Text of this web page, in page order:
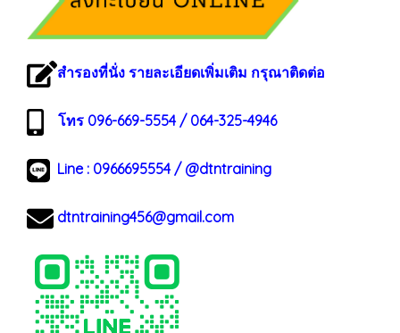
สำรองที่นั่ง รายละเอียดเพิ่มเติม กรุณาติดต่อ
โทร 096-669-5554 / 064-325-4946
Line : 0966695554/ @dtntraining
dtntraining456@gmail.com